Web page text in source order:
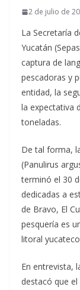
2 de julio de
La Secretaría
Yucatán
captura de
pescadoras y
entidad, la
la expectativa
toneladas.
De tal forma,
(Panulirus
terminó el 30
dedicadas a
de Bravo, El
pesquería es
litoral
En entrevista,
destacó que